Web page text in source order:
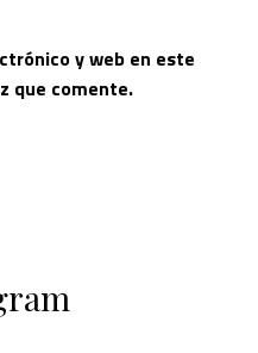
y web en este
que comente.